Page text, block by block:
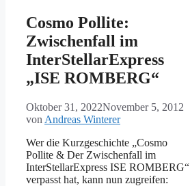
Cosmo Pollite:
Zwischenfall im
InterStellarExpress
„ISE ROMBERG“
Oktober 31, 2022November 5, 2012
von Andreas Winterer
Wer die Kurzgeschichte „Cosmo
Pollite & Der Zwischenfall im
InterStellarExpress ISE ROMBERG“
verpasst hat, kann nun zugreifen: